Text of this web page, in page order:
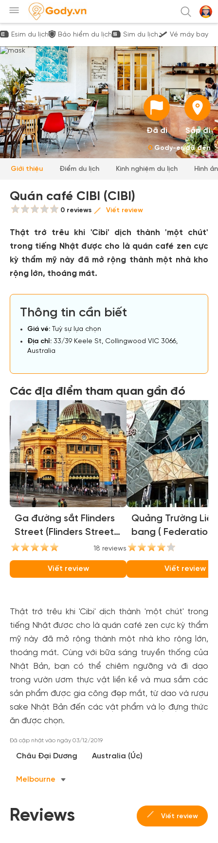
Esim du lịch Bảo hiểm du lịch Sim du lịch Vé máy bay
Đã đi Sắp đi
0Gody-er đã đến
Giới thiệu Điểm du lịch Kinh nghiệm du lịch Hình
Quán café CIBI (CIBI)
0 reviews Viết review
Thật trớ trêu khi 'Cibi' dịch thành 'một chút'
trong tiếng Nhật được cho là quán café zen cực
kỳ thẩm mỹ này đã mở rộng thành một nhà kho
rộng lớn, thoáng mát.
Thông tin cần biết
Giá vé: Tuỳ sự lựa chọn
Địa chỉ: 33/39 Keele St, Collingwood VIC 3066,
Australia
Các địa điểm tham quan gần đó
Ga đường sắt Flinders
Street (Flinders Street
Station)
18 reviews
Viết review
Quảng Trường Liên
bang ( Federation
Square )
Viết review
Thật trớ trêu khi 'Cibi' dịch thành 'một chút' trong
tiếng Nhật được cho là quán café zen cực kỳ thẩm
mỹ này đã mở rộng thành một nhà kho rộng lớn,
thoáng mát. Cùng với bữa sáng truyền thống của
Nhật Bản, bạn có thể chiêm ngưỡng và đi dạo
trong vườn ươm thực vật liền kề và mua sắm các
sản phẩm được gia công đẹp mắt, từ dao và rượu
sake Nhật Bản đến các vật phẩm và lọ đựng thức
ăn được chọn.
Đã cập nhật vào ngày 03/12/2019
Châu Đại Dương Australia (Úc)
Melbourne
Reviews Viết review
Tạo tài khoản nhanh - nhận nhiều ưu
Tạo tài khoản để có thể